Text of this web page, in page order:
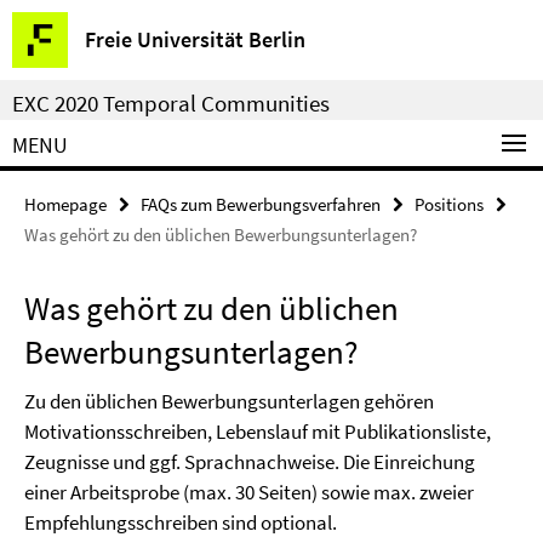
Springe
direkt
zu
Inhalt
Freie Universität Berlin
Service
Navigation
EXC 2020 Temporal Communities
MENU
Homepage FAQs zum Bewerbungsverfahren
Positions
Was gehört zu den üblichen Bewerbungsunterlagen?
Was gehört zu den üblichen
Bewerbungsunterlagen?
Zu den üblichen Bewerbungsunterlagen gehören
Motivationsschreiben, Lebenslauf mit Publikationsliste,
Zeugnisse und ggf. Sprachnachweise. Die Einreichung
einer Arbeitsprobe (max. 30 Seiten) sowie max. zweier
Empfehlungsschreiben sind optional.